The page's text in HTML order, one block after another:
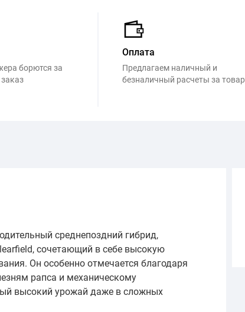
борются за
Оплата
Предлагаем наличный и
безналичный расчеты за товар
среднепоздний гибрид,
сочетающий в себе высокую
Он особенно отмечается благодаря
рапса и механическому
высокий урожай даже в сложных